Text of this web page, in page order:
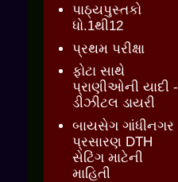
પાઠ્યપુસ્તકો
ધો.1થી12
પ્રથમ પરીક્ષા
ફોટા સાથે
પ્રાણીઓની યાદી -
ડીઝીટલ ડાયરી
બાયસેગ ગાંધીનગર
પ્રસારણ DTH
સેટિંગ માટેની
માહિતી